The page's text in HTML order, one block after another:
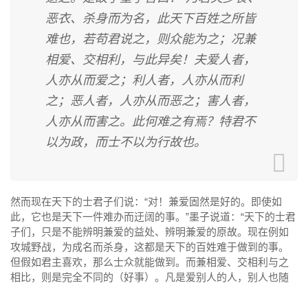
恶衣、杀身而为名，此天下百姓之所皆
难也，若苟君说之，则众能为之；况兼
相爱、交相利，与此异矣！夫爱人者，
人亦从而爱之；利人者，人亦从而利
之；恶人者，人亦从而恶之；害人者，
人亦从而害之。此何难之有焉？特君不
以为政，而士不以为行故也。
然而现在天下的士君子们说：“对！兼爱固然是好的。即使如
此，它也是天下一件难办而迂阔的事。”墨子说道：“天下的士君
子们，只是不能辨明兼爱的益处、辨明兼爱的原故。现在例如
攻城野战，为成名而杀身，这都是天下的百姓难于做到的事。
但假如君主喜欢，那么士众就能做到。而兼相爱、交相利与之
相比，则是完全不同的（好事）。凡是爱别人的人，别人也随